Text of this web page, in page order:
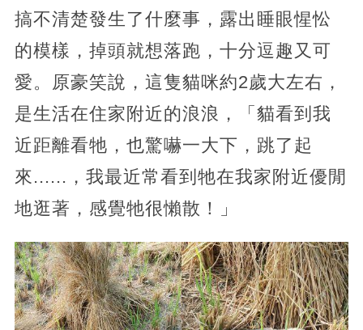
搞不清楚發生了什麼事，露出睡眼惺忪
的模樣，掉頭就想落跑，十分逗趣又可
愛。原豪笑說，這隻貓咪約2歲大左右，
是生活在住家附近的浪浪，「貓看到我
近距離看牠，也驚嚇一大下，跳了起
來......，我最近常看到牠在我家附近優閒
地逛著，感覺牠很懶散！」